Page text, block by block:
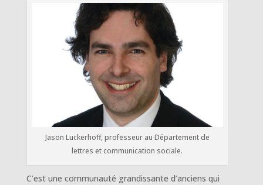
Jason Luckerhoff, professeur au Département de
lettres et communication sociale.
C’est une communauté grandissante d’anciens qui